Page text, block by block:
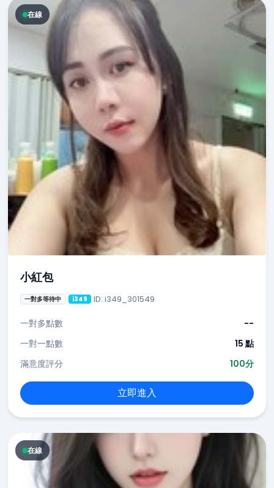
在線
小紅包
一對多等待中 i349 ID: i349_301549
一對多點數
--
一對一點數
15 點
滿意度評分
100分
立即進入
在線